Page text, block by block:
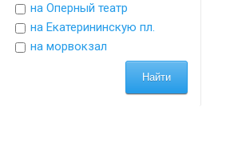
на Оперный театр
на Екатерининскую пл.
на морвокзал